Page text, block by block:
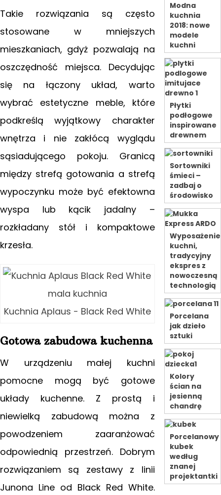
Takie rozwiązania są często
stosowane w mniejszych
mieszkaniach, gdyż pozwalają na
oszczędność miejsca. Decydując
się na łączony układ, warto
wybrać estetyczne meble, które
podkreślą wyjątkowy charakter
wnętrza i nie zakłócą wyglądu
sąsiadującego pokoju. Granicą
między strefą gotowania a strefą
wypoczynku może być efektowna
wyspa lub kącik jadalny –
rozkładany stół i kompaktowe
krzesła.
Kuchnia Aplaus - Black Red White
Gotowa zabudowa kuchenna
W urządzeniu małej kuchni
pomocne mogą być gotowe
układy kuchenne. Z prostą i
niewielką zabudową można z
powodzeniem zaaranżować
odpowiednią przestrzeń. Dobrym
rozwiązaniem są zestawy z linii
Junona Line od Black Red White.
Modna
kuchnia
2018: nowe
modele
kuchni
Płytki
podłogowe
inspirowane
drewnem
Sortowniki
śmieci –
zadbaj o
środowisko
Wyposażenie
kuchni,
tradycyjny
ekspres z
nowoczesną
technologią
Porcelana
jak dzieło
sztuki
Kolory
ścian na
jesienną
chandrę
Porcelanowy
kubek
według
znanej
projektantki